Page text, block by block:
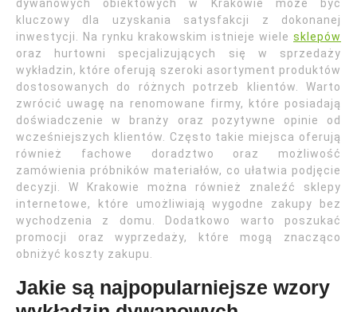
dywanowych obiektowych w Krakowie może być
kluczowy dla uzyskania satysfakcji z dokonanej
inwestycji. Na rynku krakowskim istnieje wiele sklepów
oraz hurtowni specjalizujących się w sprzedaży
wykładzin, które oferują szeroki asortyment produktów
dostosowanych do różnych potrzeb klientów. Warto
zwrócić uwagę na renomowane firmy, które posiadają
doświadczenie w branży oraz pozytywne opinie od
wcześniejszych klientów. Często takie miejsca oferują
również fachowe doradztwo oraz możliwość
zamówienia próbników materiałów, co ułatwia podjęcie
decyzji. W Krakowie można również znaleźć sklepy
internetowe, które umożliwiają wygodne zakupy bez
wychodzenia z domu. Dodatkowo warto poszukać
promocji oraz wyprzedaży, które mogą znacząco
obniżyć koszty zakupu.
Jakie są najpopularniejsze wzory